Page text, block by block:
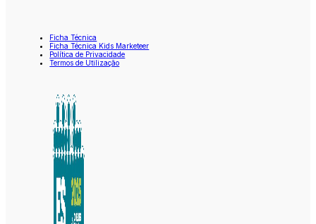
Ficha Técnica
Ficha Técnica Kids Marketeer
Política de Privacidade
Termos de Utilização